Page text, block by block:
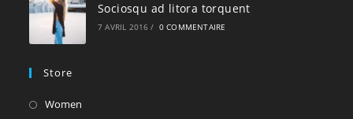
Sociosqu ad litora torquent
7 AVRIL 2016 / 0 COMMENTAIRE
Store
Women